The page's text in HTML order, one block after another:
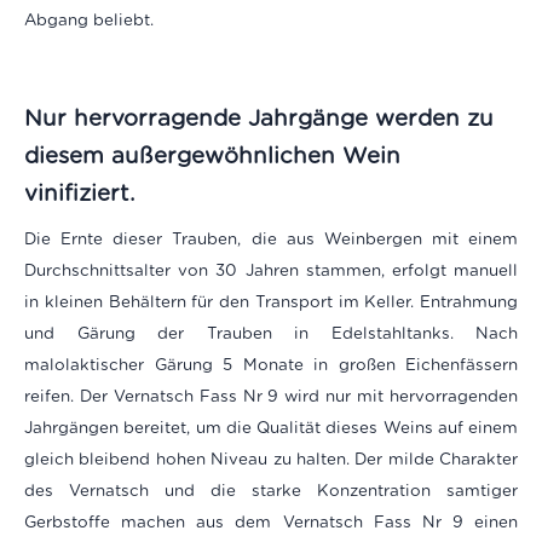
Abgang beliebt.
Nur hervorragende Jahrgänge werden zu
diesem außergewöhnlichen Wein
vinifiziert.
Die Ernte dieser Trauben, die aus Weinbergen mit einem
Durchschnittsalter von 30 Jahren stammen, erfolgt manuell
in kleinen Behältern für den Transport im Keller. Entrahmung
und Gärung der Trauben in Edelstahltanks. Nach
malolaktischer Gärung 5 Monate in großen Eichenfässern
reifen. Der Vernatsch Fass Nr 9 wird nur mit hervorragenden
Jahrgängen bereitet, um die Qualität dieses Weins auf einem
gleich bleibend hohen Niveau zu halten. Der milde Charakter
des Vernatsch und die starke Konzentration samtiger
Gerbstoffe machen aus dem Vernatsch Fass Nr 9 einen